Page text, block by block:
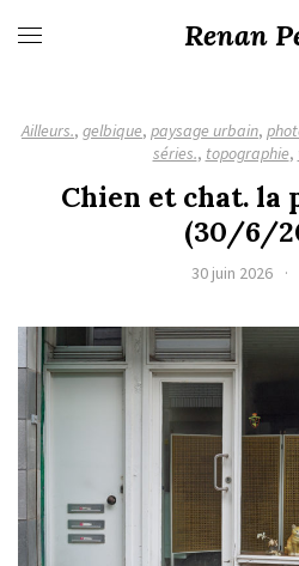
Renan
Ailleurs., gelbique, paysage urbain,
séries., topographie,
Chien et chat. la
(30/6/
30 juin 2026 ·